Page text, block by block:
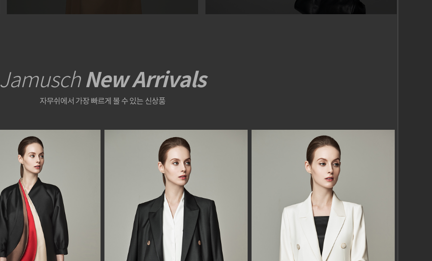
Jamusch New Arrivals
자무쉬에서 가장 빠르게 볼 수 있는 신상품